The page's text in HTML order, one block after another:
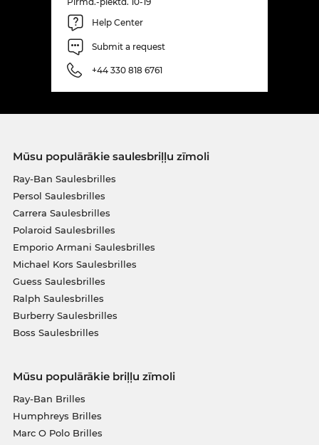
Help Center
Submit a request
+44 330 818 6761
Mūsu populārākie saulesbriļļu zīmoli
Ray-Ban Saulesbrilles
Persol Saulesbrilles
Carrera Saulesbrilles
Polaroid Saulesbrilles
Emporio Armani Saulesbrilles
Michael Kors Saulesbrilles
Guess Saulesbrilles
Ralph Saulesbrilles
Burberry Saulesbrilles
Boss Saulesbrilles
Mūsu populārākie briļļu zīmoli
Ray-Ban Brilles
Humphreys Brilles
Marc O Polo Brilles